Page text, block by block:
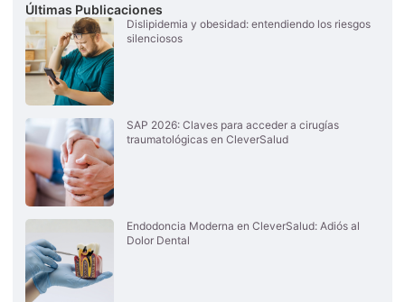
Últimas Publicaciones
Dislipidemia y obesidad: entendiendo los riesgos
silenciosos
SAP 2026: Claves para acceder a cirugías
traumatológicas en CleverSalud
Endodoncia Moderna en CleverSalud: Adiós al
Dolor Dental